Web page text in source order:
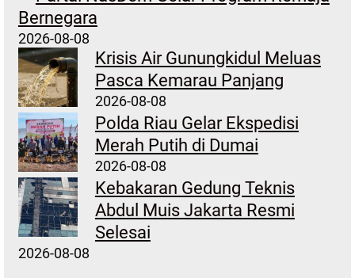
Bernegara
2026-08-08
Krisis Air Gunungkidul Meluas
Pasca Kemarau Panjang
2026-08-08
Polda Riau Gelar Ekspedisi
Merah Putih di Dumai
2026-08-08
Kebakaran Gedung Teknis
Abdul Muis Jakarta Resmi
Selesai
2026-08-08